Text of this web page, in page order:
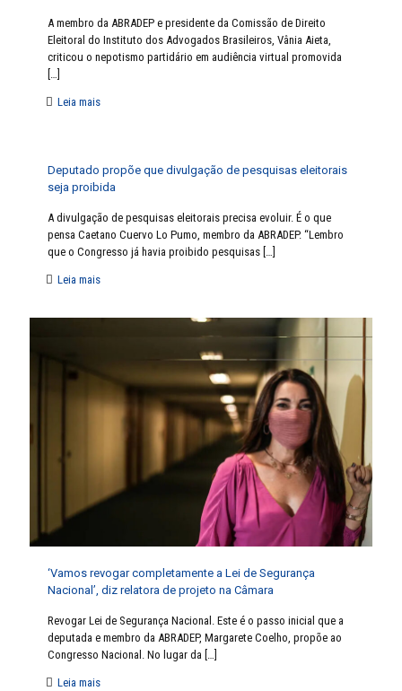
A membro da ABRADEP e presidente da Comissão de Direito
Eleitoral do Instituto dos Advogados Brasileiros, Vânia Aieta,
criticou o nepotismo partidário em audiência virtual promovida
[…]
Leia mais
Deputado propõe que divulgação de pesquisas eleitorais
seja proibida
A divulgação de pesquisas eleitorais precisa evoluir. É o que
pensa Caetano Cuervo Lo Pumo, membro da ABRADEP. “Lembro
que o Congresso já havia proibido pesquisas […]
Leia mais
‘Vamos revogar completamente a Lei de Segurança
Nacional’, diz relatora de projeto na Câmara
Revogar Lei de Segurança Nacional. Este é o passo inicial que a
deputada e membro da ABRADEP, Margarete Coelho, propõe ao
Congresso Nacional. No lugar da
Leia mais